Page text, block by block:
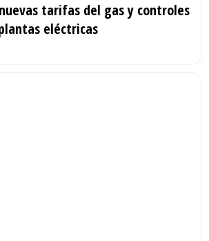
nuevas tarifas del gas y controles
eléctricas